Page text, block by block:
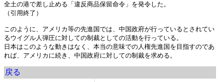
全土の港で差し止める「違反商品保留命令」を発令した。
（引用終了）
このように、アメリカ等の先進国では、中国政府が行っているとされてい
るウイグル人弾圧に対しての制裁としての活動を行っている。
日本はこのような動きはなく、本当の意味での人権先進国を目指すのであ
戻る